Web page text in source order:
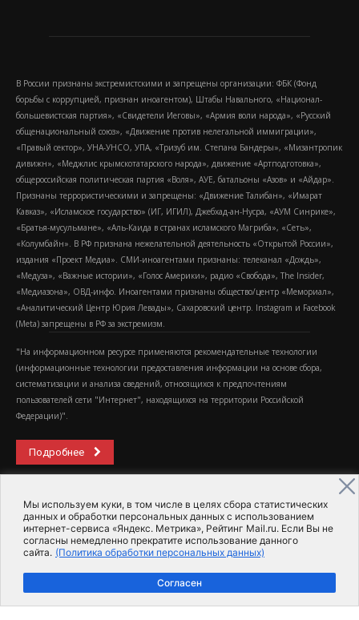
Мы используем куки, в том числе в целях сбора статистических
данных и обработки персональных данных с использованием
интернет-сервиса «Яндекс. Метрика», Рейтинг Mail.ru. Если Вы не
согласны немедленно прекратите использование данного
сайта. (Политика обработки персональных данных)
Согласен
В России признаны экстремистскими и запрещены организации: ФБК (Фонд
борьбы с коррупцией, признан иноагентом), Штабы Навального, «Национал-
большевистская партия», «Свидетели Иеговы», «Армия воли народа», «Русский
общенациональный союз», «Движение против нелегальной иммиграции»,
«Правый сектор», УНА-УНСО, УПА, «Тризуб им. Степана Бандеры», «Мизантропик
дивижн», «Меджлис крымскотатарского народа», движение «Артподготовка»,
общероссийская политическая партия «Воля», АУЕ, батальоны «Азов» и «Айдар».
Признаны террористическими и запрещены: «Движение Талибан», «Имарат
Кавказ», «Исламское государство» (ИГ, ИГИЛ), Джебхад-ан-Нусра, «АУМ Синрике»,
«Братья-мусульмане», «Аль-Каида в странах исламского Магриба», «Сеть»,
«Колумбайн». В РФ признана нежелательной деятельность «Открытой России»,
издания «Проект Медиа». СМИ-иноагентами признаны: телеканал «Дождь»,
«Медуза», «Важные истории», «Голос Америки», радио «Свобода», The Insider,
«Медиазона», ОВД-инфо. Иноагентами признаны общество/центр «Мемориал»,
«Аналитический Центр Юрия Левады», Сахаровский центр. Instagram и Facebook
(Metа) запрещены в РФ за экстремизм.
"На информационном ресурсе применяются рекомендательные технологии
(информационные технологии предоставления информации на основе сбора,
систематизации и анализа сведений, относящихся к предпочтениям
пользователей сети "Интернет", находящихся на территории Российской
Федерации)".
Подробнее
2015-2026- Информационное агентство МедиаПоток